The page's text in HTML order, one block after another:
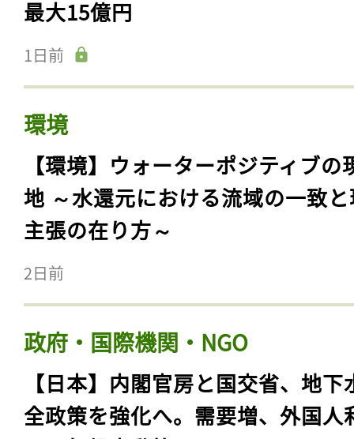
最大15億円
1日前
環境
【環境】ウォーターポジティブの
地 ～水還元における流域の一致
主張の在り方～
2日前
政府・国際機関・NGO
【日本】内閣官房と国交省、地下
全政策を強化へ。需要増、外国人